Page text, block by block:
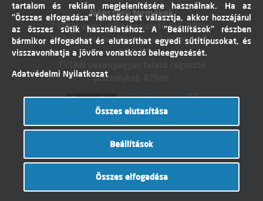
Népszerű termékek
TYTAN vegyi dübel ragasztó EVI. 300ml
Molnárkocsi kerékhez belső gumi 4,10 /
3,50-4"
pisztolyhab 870ml
fenntartva. Készítette:I.T.C. Kft.
tartalom és reklám megjelenítésére használnak. Ha az
"Összes elfogadása" lehetőséget választja, akkor hozzájárul
az összes sütik használatához. A "Beállítások" részben
bármikor elfogadhat és elutasíthat egyedi sütitípusokat, és
visszavonhatja a jövőre vonatkozó beleegyezését.
Adatvédelmi Nyilatkozat
Összes elutasítása
Beállítások
Összes elfogadása